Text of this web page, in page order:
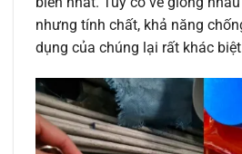
nhưng tính chất, khả năng
dụng của chúng lại rất khác